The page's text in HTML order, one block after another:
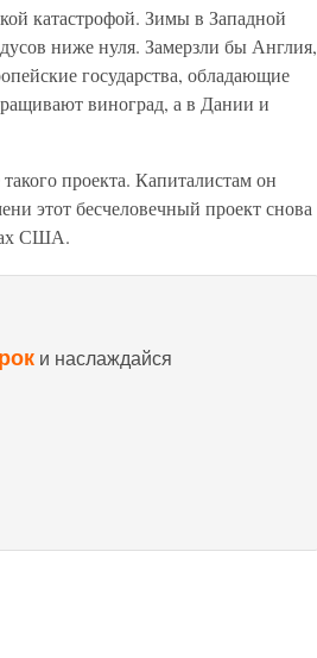
катастрофой. Зимы в Западной
ниже нуля. Замерзли бы Англия,
государства, обладающие
виноград, а в Дании и
проекта. Капиталистам он
этот бесчеловечный проект снова
США.
и наслаждайся